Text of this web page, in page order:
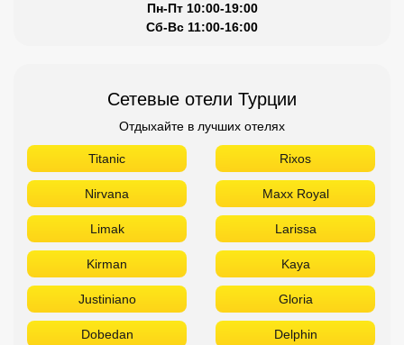
Пн-Пт 10:00-19:00
Сб-Вс 11:00-16:00
Сетевые отели Турции
Отдыхайте в лучших отелях
Titanic Rixos
Nirvana Maxx Royal
Limak Larissa
Kirman Kaya
Justiniano Gloria
Dobedan Delphin